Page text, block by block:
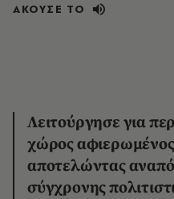
ΑΚΟΥΣΕ ΤΟ
Λειτούργησε για
χώρος
αποτελώντας
σύγχρονης